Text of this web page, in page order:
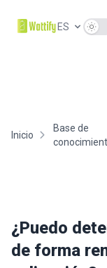
ES Use
Inicio
Base de
¿Puedo
de forma